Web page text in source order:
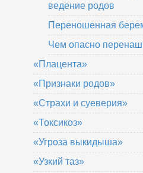
ведение родов
Переношенная
Чем опасно
«Плацента»
«Признаки родов»
«Страхи и суеверия»
«Токсикоз»
«Угроза выкидыша»
«Узкий таз»